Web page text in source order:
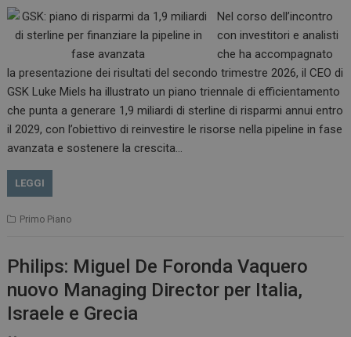
Nel corso dell’incontro
con investitori e analisti
che ha accompagnato
la presentazione dei risultati del secondo trimestre 2026, il CEO di
GSK Luke Miels ha illustrato un piano triennale di efficientamento
che punta a generare 1,9 miliardi di sterline di risparmi annui entro
il 2029, con l’obiettivo di reinvestire le risorse nella pipeline in fase
avanzata e sostenere la crescita…
LEGGI
Primo Piano
Philips: Miguel De Foronda Vaquero
nuovo Managing Director per Italia,
Israele e Grecia